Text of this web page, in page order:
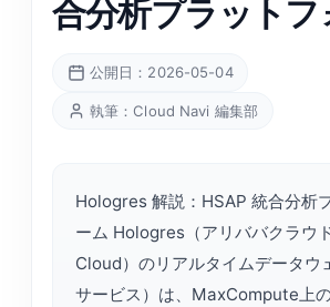
合分析プラットフ
公開日：2026-05-04
執筆：Cloud Navi 編集部
Hologres 解説：HSAP 統合分析
ーム Hologres（アリババクラウ
Cloud）のリアルタイムデータウ
サービス）は、MaxCompute上